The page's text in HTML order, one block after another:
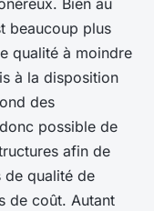
Bien au
beaucoup plus
qualité à moindre
à la disposition
des
possible de
afin de
de qualité de
de coût. Autant